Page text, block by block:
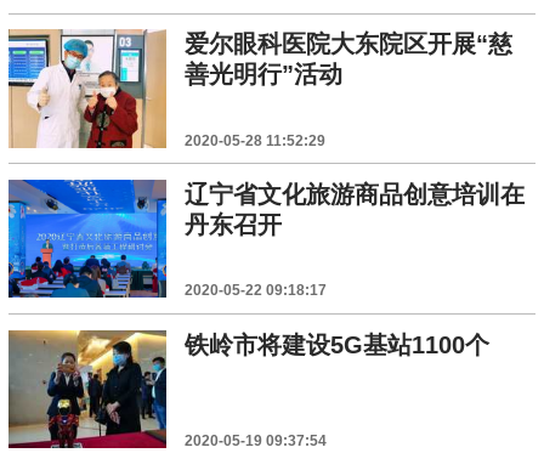
爱尔眼科医院大东院区开展“慈
善光明行”活动
2020-05-28 11:52:29
辽宁省文化旅游商品创意培训在
丹东召开
2020-05-22 09:18:17
铁岭市将建设5G基站1100个
2020-05-19 09:37:54